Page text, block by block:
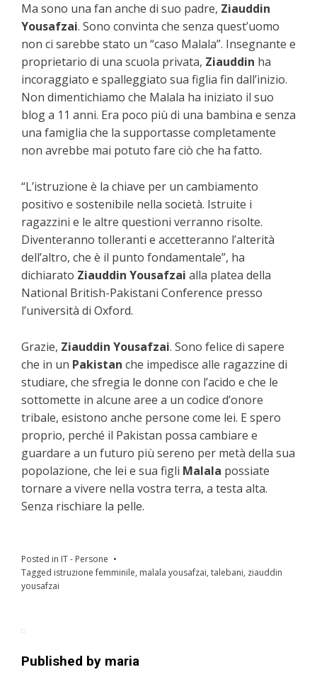
Ma sono una fan anche di suo padre, Ziauddin
Yousafzai. Sono convinta che senza quest’uomo
non ci sarebbe stato un “caso Malala”. Insegnante e
proprietario di una scuola privata, Ziauddin ha
incoraggiato e spalleggiato sua figlia fin dall’inizio.
Non dimentichiamo che Malala ha iniziato il suo
blog a 11 anni. Era poco più di una bambina e senza
una famiglia che la supportasse completamente
non avrebbe mai potuto fare ciò che ha fatto.
“L’istruzione è la chiave per un cambiamento
positivo e sostenibile nella società. Istruite i
ragazzini e le altre questioni verranno risolte.
Diventeranno tolleranti e accetteranno l’alterità
dell’altro, che è il punto fondamentale”, ha
dichiarato Ziauddin Yousafzai alla platea della
National British-Pakistani Conference presso
l’università di Oxford.
Grazie, Ziauddin Yousafzai. Sono felice di sapere
che in un Pakistan che impedisce alle ragazzine di
studiare, che sfregia le donne con l’acido e che le
sottomette in alcune aree a un codice d’onore
tribale, esistono anche persone come lei. E spero
proprio, perché il Pakistan possa cambiare e
guardare a un futuro più sereno per metà della sua
popolazione, che lei e sua figli Malala possiate
tornare a vivere nella vostra terra, a testa alta.
Senza rischiare la pelle.
Posted in IT - Persone
Tagged istruzione femminile, malala yousafzai, talebani, ziauddin
yousafzai
Published by maria